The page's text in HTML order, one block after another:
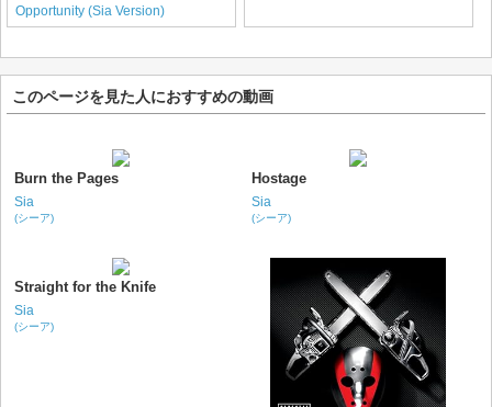
Opportunity (Sia Version)
このページを見た人におすすめの動画
Burn the Pages
Sia
(シーア)
Hostage
Sia
(シーア)
Straight for the Knife
Sia
(シーア)